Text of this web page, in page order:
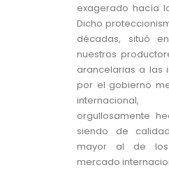
exagerado hacía
Dicho
décadas, situó
nuestros
arancelarias a las
por el gobierno
internacional,
orgullosamente
siendo de
mayor al de los
mercado